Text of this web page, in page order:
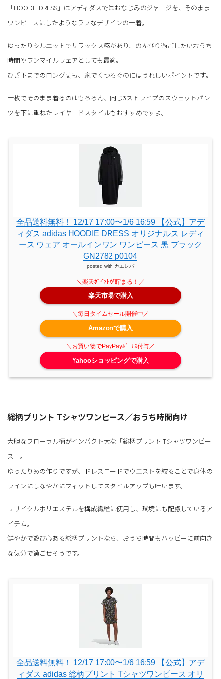
「HOODIE DRESS」はアディダスではおなじみのジャージを、そのまま
ワンピースにしたようなラフなデザインの一着。
ゆったりシルエットでリラックス感があり、のんびり過ごしたいおうち
時間やワンマイルウェアとしても最適。
ひざ下までのロング丈も、家でくつろぐのにはうれしいポイントです。
一枚でそのまま着るのはもちろん、同じ3ストライプのスウェットパン
ツを下に重ねたレイヤードスタイルもおすすめですよ。
全品送料無料！ 12/17 17:00〜1/6 16:59 【公式】アデ
ィダス adidas HOODIE DRESS オリジナルス レディ
ース ウェア オールインワン ワンピース 黒 ブラック
GN2782 p0104
posted with カエレバ
楽天市場で購入
Amazonで購入
Yahooショッピングで購入
総柄プリント Tシャツワンピース／おうち時間向け
大胆なフローラル柄がインパクト大な「総柄プリント Tシャツワンピー
ス」。
ゆったりめの作りですが、ドレスコードでウエストを絞ることで身体の
ラインにしなやかにフィットしてスタイルアップも叶います。
リサイクルポリエステルを構成繊維に使用し、環境にも配慮しているア
イテム。
鮮やかで遊び心ある総柄プリントなら、おうち時間もハッピーに前向き
な気分で過ごせそうです。
全品送料無料！ 12/17 17:00〜1/6 16:59 【公式】アデ
ィダス adidas 総柄プリント Tシャツワンピース オリ